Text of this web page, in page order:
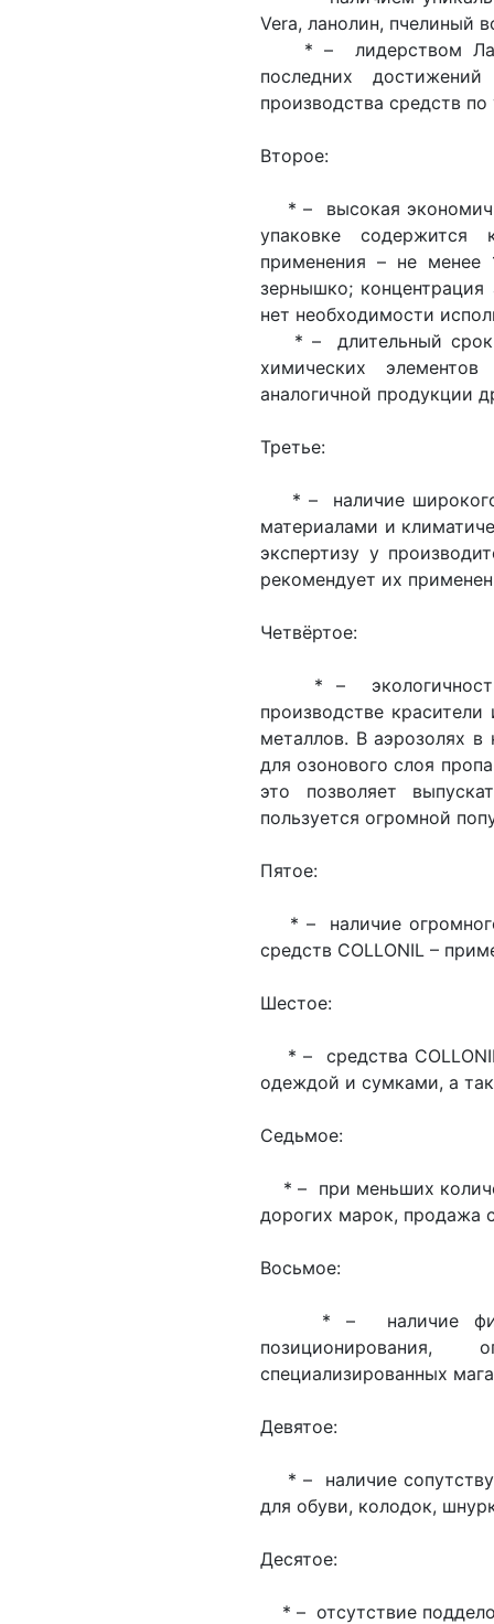
Vera, ланолин, пчелиный
* – лидерством
последних
производства средств
Второе:
* – высокая
упаковке содержится
применения – не менее
зернышко;
нет необходимости
* – длительный срок
химических
аналогичной продукции
Третье:
* – наличие широкого
материалами и
экспертизу у
рекомендует их
Четвёртое:
* – экологичность
производстве
металлов. В аэрозолях в
для озонового слоя
это позволяет
пользуется огромной
Пятое:
* – наличие
средств COLLONIL –
Шестое:
* – средства
одеждой и сумками, а
Седьмое:
* – при меньших
дорогих марок, продажа
Восьмое:
* – наличие
специализированных
Девятое:
* – наличие
для обуви, колодок,
Десятое:
* – отсутствие